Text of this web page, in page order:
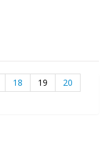
18 19
20